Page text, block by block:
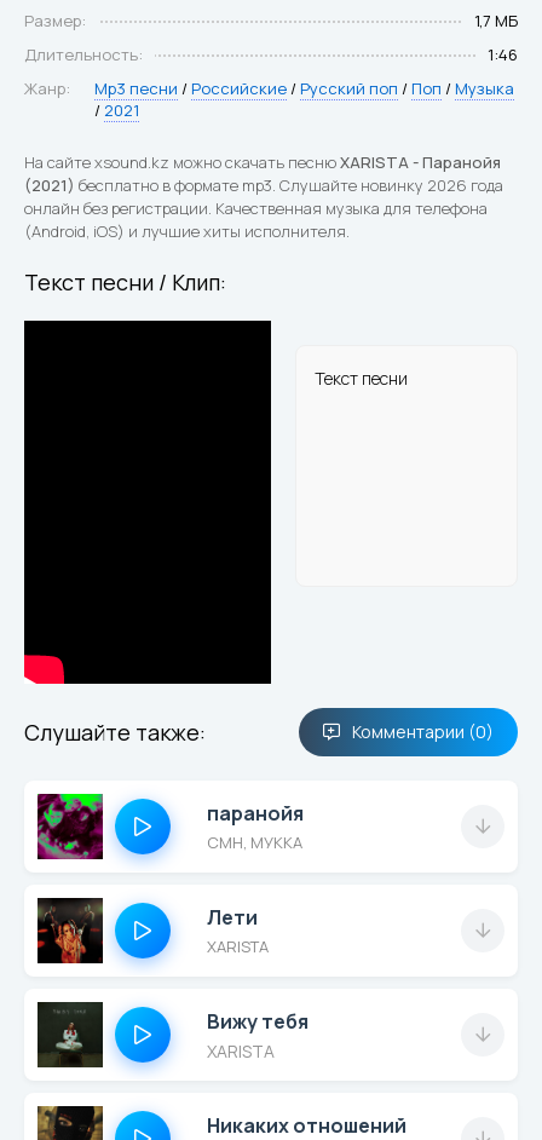
Размер:
1,7 МБ
Длительность:
1:46
Жанр:
Mp3 песни / Российские / Русский поп / Поп / Музыка
/ 2021
На сайте xsound.kz можно скачать песнюXARISTA - Паранойя
(2021) бесплатно в формате mp3. Слушайте новинку 2026 года
онлайн без регистрации. Качественная музыка для телефона
(Android, iOS) и лучшие хиты исполнителя.
Текст песни / Клип:
Текст песни
Слушайте также: Комментарии (0)
паранойя
CMH, МУККА
Лети
XARISTA
Вижу тебя
XARISTA
Никаких отношений